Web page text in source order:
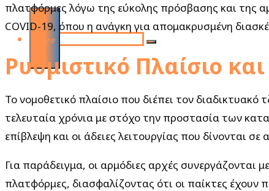
Search
for:
More
πλατφόρμες λόγω της εύκολης πρόσβασης και της
COVID-19, όπου η ανάγκη για απομακρυσμένη
Ρυθμιστικό Πλαίσιο
Το νομοθετικό πλαίσιο που διέπει τον
τελευταία χρόνια με στόχο την προστασία των
επίβλεψη και οι άδειες λειτουργίας που δίνονται
Για παράδειγμα, οι αρμόδιες αρχές συνεργάζονται
πλατφόρμες, διασφαλίζοντας ότι οι παίκτες έχουν